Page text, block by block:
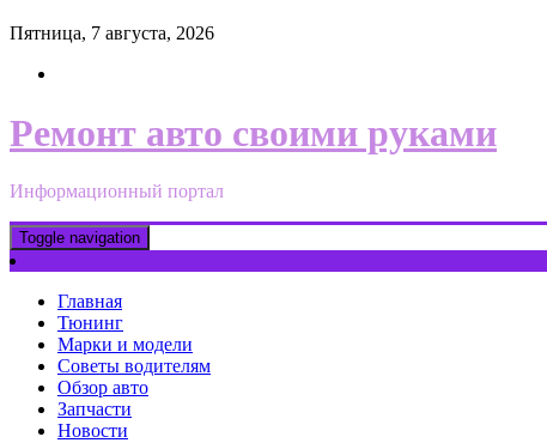
Пятница, 7 августа, 2026
Ремонт авто своими руками
Информационный портал
Toggle navigation
Главная
Тюнинг
Марки и модели
Советы водителям
Обзор авто
Запчасти
Новости